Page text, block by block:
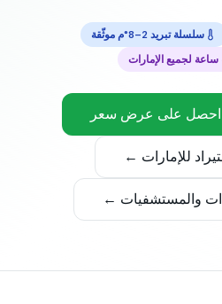
سلسلة تبريد 2–8°م موثّقة
احصل على عرض سعر
للإمارات ←
والمستشفيات ←